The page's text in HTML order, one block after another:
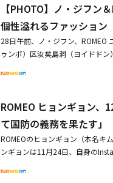
なるガールクラッシュ（女性か
は、2016年にグループに加入し
チェ・ユジンはMnet「Girls
として再デビュー。今月、デビ
挙げられています。◆OH MY
など、清らかで強く印象に残る音
GIRLの「Dolphin」をお気に入り
ットを記録しました。また、昨年
Dance Japanese ver.」を披露。
デビューROMEOは2015年5月、
ホが出演して注目を集めました。
【PHOTO】ノ・ジフン
個性溢れるファッション
28日午前、ノ・ジフン、ROMEO
ゥンポ）区汝矣島洞（ヨイドド
スタートロット」で新たなジャ
ROMEO ヒョンギョン
て国防の義務を果たす」
ROMEOのヒョンギョン（本名キ
ンギョンは11月24日、自身の
けれど、家族や友達そして知人